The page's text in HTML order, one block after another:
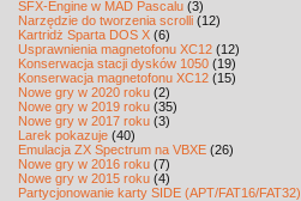
SFX-Engine w MAD Pascalu (3)
Narzędzie do tworzenia scrolli (12)
Kartridż Sparta DOS X (6)
Usprawnienia magnetofonu XC12 (12)
Konserwacja stacji dysków 1050 (19)
Konserwacja magnetofonu XC12 (15)
Nowe gry w 2020 roku (2)
Nowe gry w 2019 roku (35)
Nowe gry w 2017 roku (3)
Larek pokazuje (40)
Emulacja ZX Spectrum na VBXE (26)
Nowe gry w 2016 roku (7)
Nowe gry w 2015 roku (4)
Partycjonowanie karty SIDE (APT/FAT16/FAT32)